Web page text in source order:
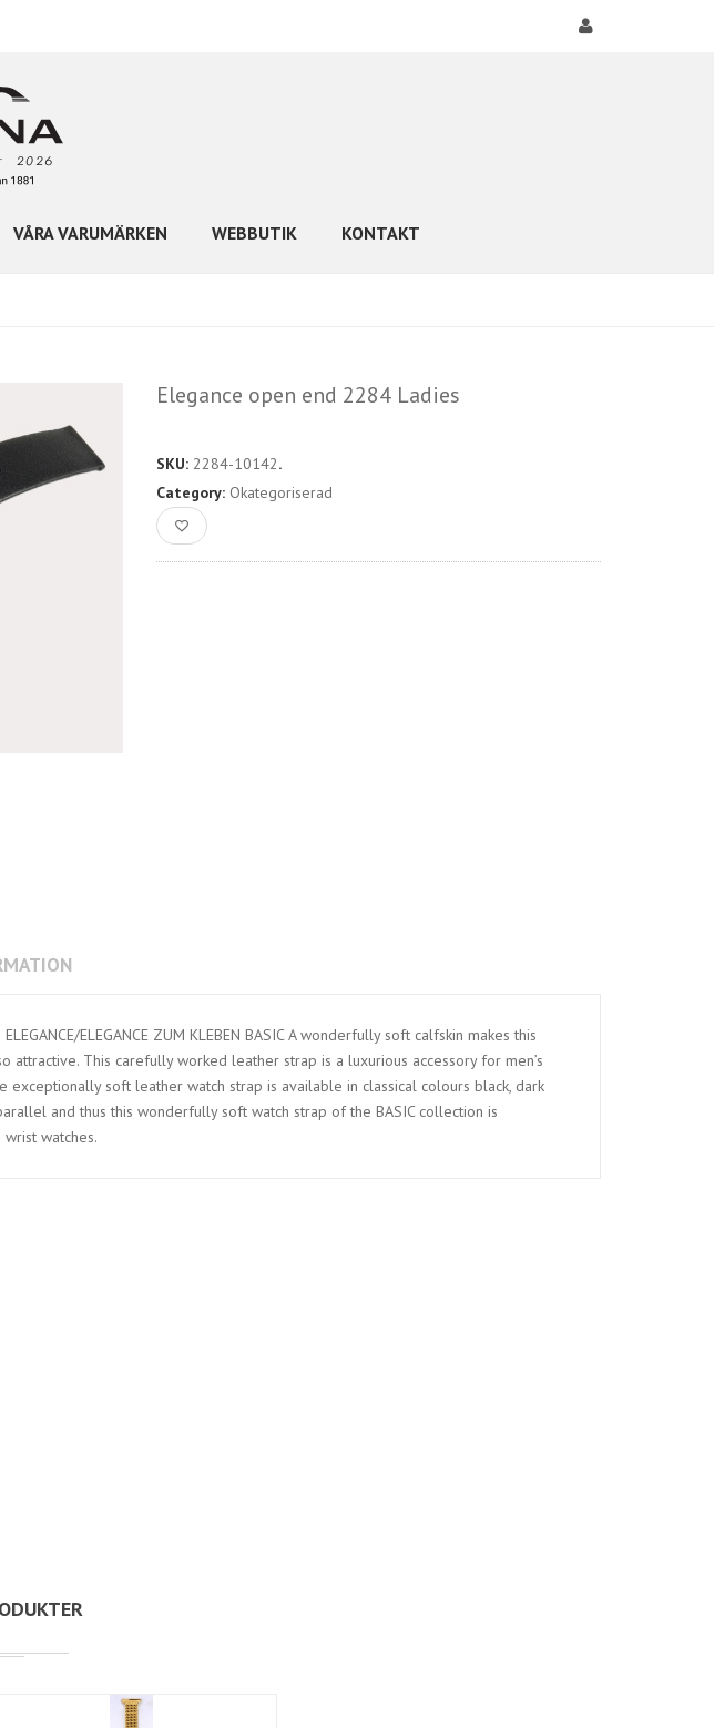
VÅRA VARUMÄRKEN WEBBUTIK KONTAKT
Elegance open end 2284 Ladies
SKU: 2284-10142.
Category: Okategoriserad
ELEGANCE ZUM KLEBEN BASIC A wonderfully soft calfskin makes this
attractive. This carefully worked leather strap is a luxurious accessory for men’s
exceptionally soft leather watch strap is available in classical colours black, dark
and thus this wonderfully soft watch strap of the BASIC collection is
watches.